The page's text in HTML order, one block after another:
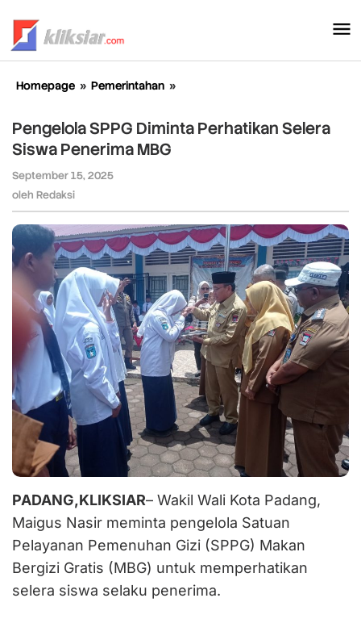
konten
Homepage » Pemerintahan »
Diminta
Perhatikan
Pengelola SPPG Diminta Perhatikan Selera
Siswa Penerima MBG
September 15, 2025
oleh Redaksi
PADANG,KLIKSIAR– Wakil Wali Kota Padang,
Maigus Nasir meminta pengelola Satuan
Pelayanan Pemenuhan Gizi (SPPG) Makan
Bergizi Gratis (MBG) untuk memperhatikan
selera siswa selaku penerima.